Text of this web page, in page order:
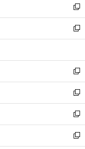
く
で
開
く
ド
ウ
で
開
ィ
ン
ド
ウ
開
く
い
ウ
ィ
ン
ウ
で
開
く
新
し
い
ウ
ン
ド
ウ
で
開
く
新
し
ウ
ィ
ン
ド
ウ
で
開
く
新
し
い
ウ
ィ
ン
ド
ウ
新
し
い
ウ
ィ
ン
新
し
い
新